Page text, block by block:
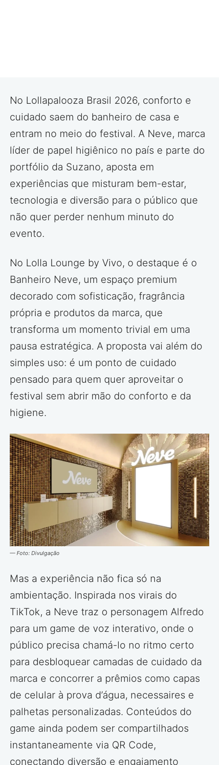
No Lollapalooza Brasil 2026, conforto e
cuidado saem do banheiro de casa e
entram no meio do festival. A Neve, marca
líder de papel higiênico no país e parte do
portfólio da Suzano, aposta em
experiências que misturam bem-estar,
tecnologia e diversão para o público que
não quer perder nenhum minuto do
evento.
No Lolla Lounge by Vivo, o destaque é o
Banheiro Neve, um espaço premium
decorado com sofisticação, fragrância
própria e produtos da marca, que
transforma um momento trivial em uma
pausa estratégica. A proposta vai além do
simples uso: é um ponto de cuidado
pensado para quem quer aproveitar o
festival sem abrir mão do conforto e da
higiene.
— Foto: Divulgação
Mas a experiência não fica só na
ambientação. Inspirada nos virais do
TikTok, a Neve traz o personagem Alfredo
para um game de voz interativo, onde o
público precisa chamá-lo no ritmo certo
para desbloquear camadas de cuidado da
marca e concorrer a prêmios como capas
de celular à prova d’água, necessaires e
palhetas personalizadas. Conteúdos do
game ainda podem ser compartilhados
instantaneamente via QR Code,
conectando diversão e engajamento